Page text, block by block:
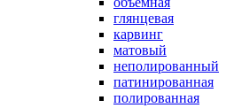
глянцевая
карвинг
матовый
неполированный
патинированная
полированная